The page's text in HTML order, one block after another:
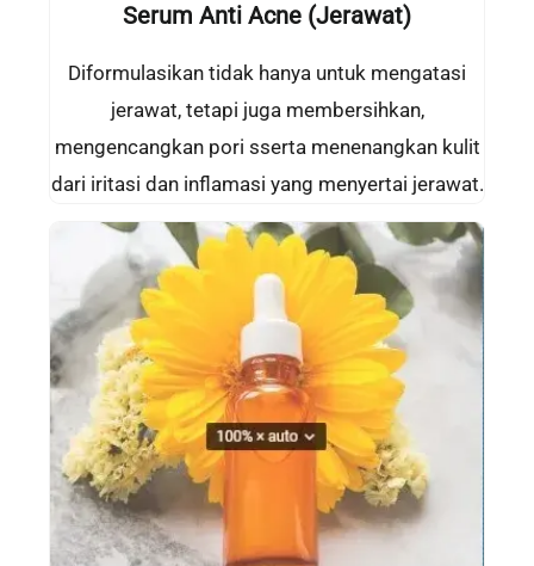
Serum Anti Acne (Jerawat)
Diformulasikan tidak hanya untuk mengatasi
jerawat, tetapi juga membersihkan,
mengencangkan pori sserta menenangkan kulit
dari iritasi dan inflamasi yang menyertai jerawat.